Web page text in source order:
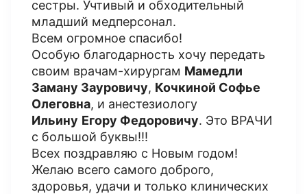
сестры. Учтивый и обходительный
младший медперсонал.
Всем огромное спасибо!
Особую благодарность хочу передать
своим врачам-хирургам Мамедли
Заману Зауровичу, Кочкиной Софье
Олеговна, и анестезиологу
Ильину Егору Федоровичу. Это ВРАЧИ
с большой буквы!!!
Всех поздравляю с Новым годом!
Желаю всего самого доброго,
здоровья, удачи и только клинических